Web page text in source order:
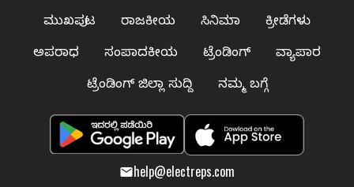
ಮುಖಪುಟ ರಾಜಕೀಯ ಸಿನಿಮಾ
ಕ್ರೀಡೆಗಳು
ಅಪರಾಧ
ಸಂಪಾದಕೀಯ ಟ್ರೆಂಡಿಂಗ್
ವ್ಯಾಪಾರ
ಟ್ರೆಂಡಿಂಗ್ ಜಿಲ್ಲಾ ಸುದ್ದಿ
ನಮ್ಮ ಬಗ್ಗೆ
help@electreps.com